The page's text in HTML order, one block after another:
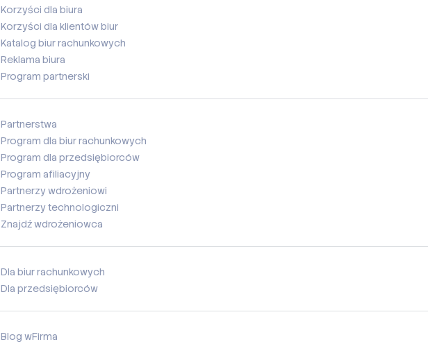
Korzyści dla biura
Korzyści dla klientów biur
Katalog biur rachunkowych
Reklama biura
Program partnerski
Partnerstwa
Program dla biur rachunkowych
Program dla przedsiębiorców
Program afiliacyjny
Partnerzy wdrożeniowi
Partnerzy technologiczni
Znajdź wdrożeniowca
Dla biur rachunkowych
Dla przedsiębiorców
Blog wFirma